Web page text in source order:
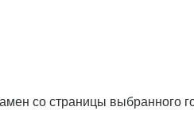
со страницы выбранного